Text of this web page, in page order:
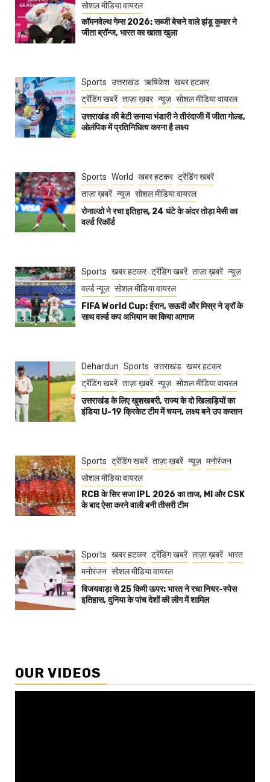
सोशल मीडिया वायरल
कॉमनवेल्थ गेम्स 2026: सब्जी बेचने वाले झंडू कुमार ने
जीता ब्रॉन्ज, भारत का खाता खुला
Sports उत्तराखंड ऋषिकेश खबर हटकर
ट्रेंडिंग खबरें ताज़ा ख़बर न्यूज़ सोशल मीडिया वायरल
उत्तराखंड की बेटी सनाया भंडारी ने तीरंदाजी में जीता गोल्ड,
ओलंपिक में प्रतिनिधित्व करना है लक्ष्य
Sports World खबर हटकर ट्रेंडिंग खबरें
ताज़ा ख़बरें न्यूज़ सोशल मीडिया वायरल
रोनाल्डो ने रचा इतिहास, 24 घंटे के अंदर तोड़ा मेसी का
वर्ल्ड रिकॉर्ड
Sports खबर हटकर ट्रेंडिंग खबरें ताज़ा ख़बरें न्यूज़
वर्ल्ड न्यूज़ सोशल मीडिया वायरल
FIFA World Cup: ईरान, सऊदी और मिस्र ने ड्रॉ के
साथ वर्ल्ड कप अभियान का किया आगाज
Dehardun Sports उत्तराखंड खबर हटकर
ट्रेंडिंग खबरें ताज़ा ख़बरें न्यूज़ सोशल मीडिया वायरल
उत्तराखंड के लिए खुशखबरी, राज्य के दो खिलाड़ियों का
इंडिया U-19 क्रिकेट टीम में चयन, लक्ष्य बने उप कप्तान
Sports ट्रेंडिंग खबरें ताज़ा ख़बरें न्यूज़ मनोरंजन
सोशल मीडिया वायरल
RCB के सिर सजा IPL 2026 का ताज, MI और CSK
के बाद ऐसा करने वाली बनी तीसरी टीम
Sports खबर हटकर ट्रेंडिंग खबरें ताज़ा ख़बरें भारत
मनोरंजन सोशल मीडिया वायरल
विजयवाड़ा से 25 किमी ऊपर: भारत ने रचा नियर-स्पेस
इतिहास, दुनिया के पांच देशों की लीग में शामिल
OUR VIDEOS